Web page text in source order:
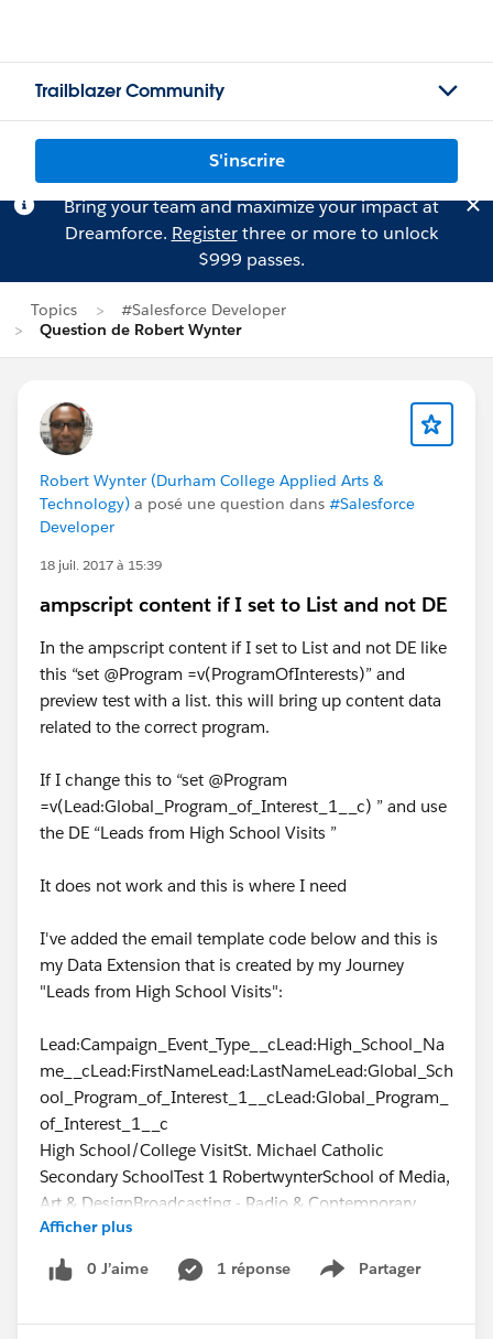
Trailblazer Community
S'inscrire
Bring your team and maximize your impact at
Dreamforce. Registerthree or more to unlock
$999 passes.
Topics
#Salesforce Developer
Question de Robert Wynter
Robert Wynter (Durham College Applied Arts &
Technology) a posé une question dans #Salesforce
Developer
18 juil. 2017 à 15:39
ampscript content if I set to List and not DE
In the ampscript content if I set to List and not DE like
this “set @Program =v(ProgramOfInterests)” and
preview test with a list. this will bring up content data
related to the correct program.
If I change this to “set @Program
=v(Lead:Global_Program_of_Interest_1__c) ” and use
the DE “Leads from High School Visits ”
It does not work and this is where I need
I've added the email template code below and this is
my Data Extension that is created by my Journey
"Leads from High School Visits":
Lead:Campaign_Event_Type__cLead:High_School_Na
me__cLead:FirstNameLead:LastNameLead:Global_Sch
ool_Program_of_Interest_1__cLead:Global_Program_
of_Interest_1__c
High School/College VisitSt. Michael Catholic
Secondary SchoolTest 1 RobertwynterSchool of Media,
Art & DesignBroadcasting - Radio & Contemporary
Media
Afficher plus
0 J’aime 1 réponse Partager
Show menu